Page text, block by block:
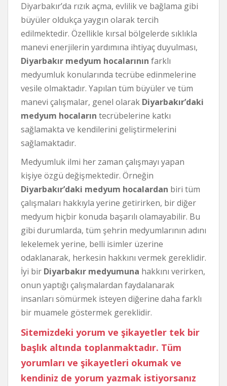
Diyarbakır’da rızık açma, evlilik ve bağlama gibi
büyüler oldukça yaygın olarak tercih
edilmektedir. Özellikle kırsal bölgelerde sıklıkla
manevi enerjilerin yardımına ihtiyaç duyulması,
Diyarbakır medyum hocalarının farklı
medyumluk konularında tecrübe edinmelerine
vesile olmaktadır. Yapılan tüm büyüler ve tüm
manevi çalışmalar, genel olarak Diyarbakır’daki
medyum hocaların tecrübelerine katkı
sağlamakta ve kendilerini geliştirmelerini
sağlamaktadır.
Medyumluk ilmi her zaman çalışmayı yapan
kişiye özgü değişmektedir. Örneğin
Diyarbakır’daki medyum hocalardan biri tüm
çalışmaları hakkıyla yerine getirirken, bir diğer
medyum hiçbir konuda başarılı olamayabilir. Bu
gibi durumlarda, tüm şehrin medyumlarının adını
lekelemek yerine, belli isimler üzerine
odaklanarak, herkesin hakkını vermek gereklidir.
İyi bir Diyarbakır medyumuna hakkını verirken,
onun yaptığı çalışmalardan faydalanarak
insanları sömürmek isteyen diğerine daha farklı
bir muamele göstermek gereklidir.
Sitemizdeki yorum ve şikayetler tek bir
başlık altında toplanmaktadır. Tüm
yorumları ve şikayetleri okumak ve
kendiniz de yorum yazmak istiyorsanız